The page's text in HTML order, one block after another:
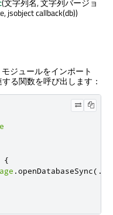
(文字列名, 文字列バージョ
jsobject callback(db))
ジュールをインポート
る関数を呼び出します：
{
.openDatabaseSync